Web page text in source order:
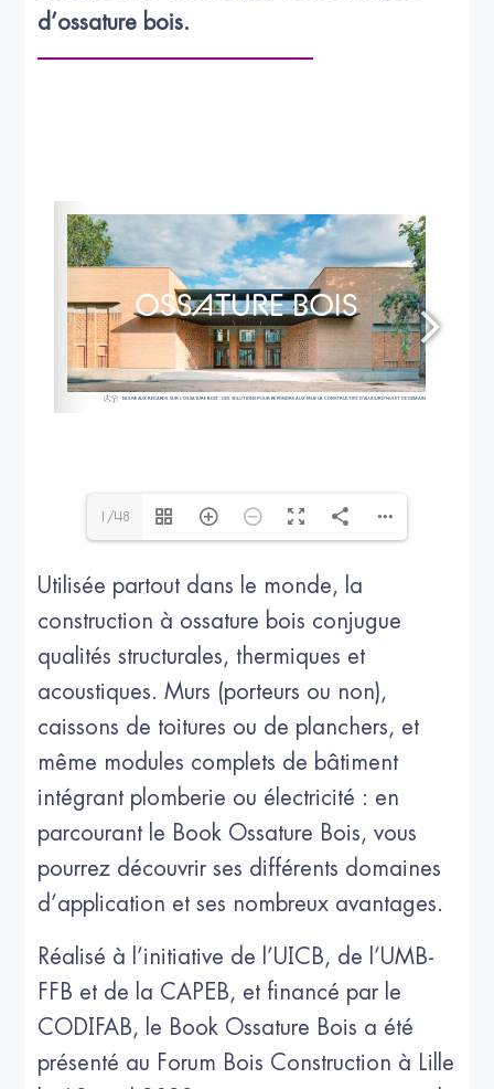
d’ossature bois.
Pour consulter ce book en ligne : www.codifab.fr
1/48
Utilisée partout dans le monde, la
construction à ossature bois conjugue
qualités structurales, thermiques et
acoustiques. Murs (porteurs ou non),
caissons de toitures ou de planchers, et
même modules complets de bâtiment
intégrant plomberie ou électricité : en
parcourant le Book Ossature Bois, vous
pourrez découvrir ses différents domaines
d’application et ses nombreux avantages.
Réalisé à l’initiative de l’UICB, de l’UMB-
FFB et de la CAPEB, et financé par le
CODIFAB, le Book Ossature Bois a été
présenté au Forum Bois Construction à Lille